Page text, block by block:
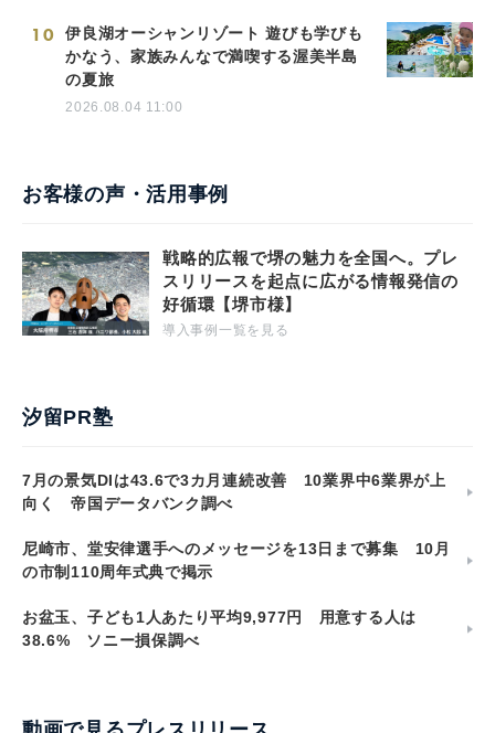
10
伊良湖オーシャンリゾート 遊びも学びも
かなう、家族みんなで満喫する渥美半島
の夏旅
2026.08.04 11:00
お客様の声・活用事例
戦略的広報で堺の魅力を全国へ。プレ
スリリースを起点に広がる情報発信の
好循環【堺市様】
導入事例一覧を見る
汐留PR塾
7月の景気DIは43.6で3カ月連続改善 10業界中6業界が上
向く 帝国データバンク調べ
尼崎市、堂安律選手へのメッセージを13日まで募集 10月
の市制110周年式典で掲示
お盆玉、子ども1人あたり平均9,977円 用意する人は
38.6% ソニー損保調べ